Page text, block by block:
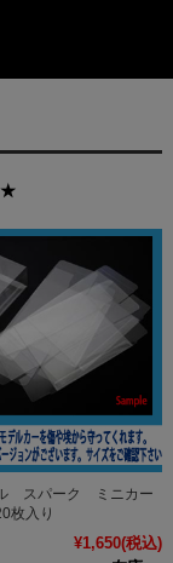
★
スパーク ミニカー
枚入り
¥1,650(税込)